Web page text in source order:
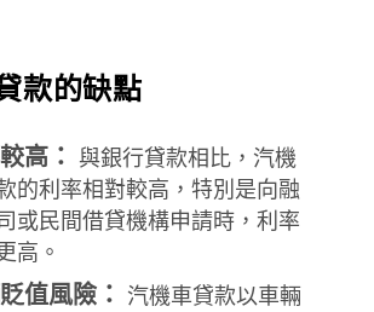
款的缺點
高： 與銀行貸款相比，汽機
的利率相對較高，特別是向融
或民間借貸機構申請時，利率
高。
值風險：
汽機車貸款以車輛